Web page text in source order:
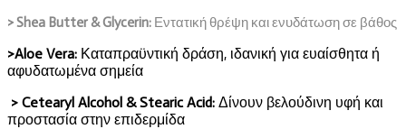
> Shea Butter & Glycerin: Εντατική θρέψη και ενυδάτωση σε βάθος
>Aloe Vera: Καταπραϋντική δράση, ιδανική για ευαίσθητα ή
αφυδατωμένα σημεία
> Cetearyl Alcohol & Stearic Acid: Δίνουν βελούδινη υφή και
προστασία στην επιδερμίδα